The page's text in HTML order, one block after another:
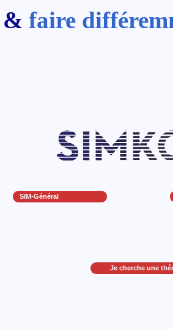
& faire
SIM-Général
Je cherche une